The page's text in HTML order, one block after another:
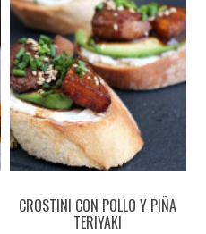
CROSTINI CON POLLO Y PIÑA
TERIYAKI